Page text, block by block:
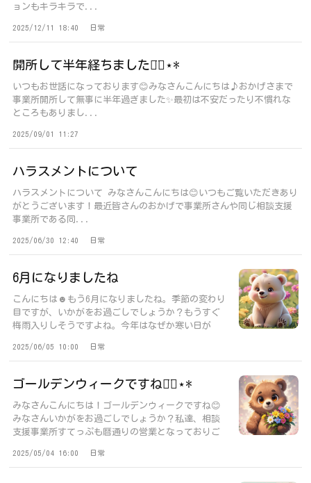
ョンもキラキラで...
2025/12/11 18:40 日常
開所して半年経ちました◡̈⃝︎⋆︎*
いつもお世話になっております😊みなさんこんにちは♪おかげさまで
事業所開所して無事に半年過ぎました✨最初は不安だったり不慣れな
ところもありまし...
2025/09/01 11:27
ハラスメントについて
ハラスメントについて みなさんこんにちは😊いつもご覧いただきあり
がとうございます！最近皆さんのおかげで事業所さんや同じ相談支援
事業所である同...
2025/06/30 12:40 日常
6月になりましたね
こんにちは☻もう6月になりましたね。季節の変わり
目ですが、いかがをお過ごしでしょうか？もうすぐ
梅雨入りしそうですよね。今年はなぜか寒い日が
2025/06/05 10:00 日常
ゴールデンウィークですね◡̈⃝︎⋆︎*
みなさんこんにちは！ゴールデンウィークですね😊
みなさんいかがをお過ごしでしょうか？私達、相談
支援事業所すてっぷも暦通りの営業となっておりご
2025/05/04 16:00 日常